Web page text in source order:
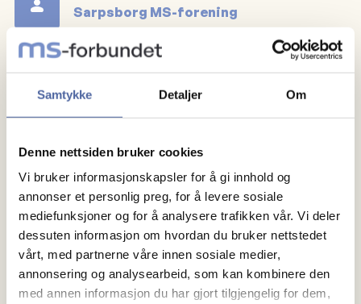
Samtykke Detaljer Om
Denne nettsiden bruker cookies
Vi bruker informasjonskapsler for å gi innhold og
annonser et personlig preg, for å levere sosiale
mediefunksjoner og for å analysere trafikken vår. Vi deler
dessuten informasjon om hvordan du bruker nettstedet
vårt, med partnerne våre innen sosiale medier,
annonsering og analysearbeid, som kan kombinere den
med annen informasjon du har gjort tilgjengelig for dem,
Sarpsborg MS-forening
Registrer deg
Gratis yoga for medlemmer på Sporty Iseveien.
Tusen takk til DAM stiftelsen som gjør det mulig for
at våre medlemmer får trene sammen!